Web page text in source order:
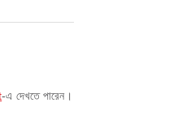
-এ দেখতে পারেন।